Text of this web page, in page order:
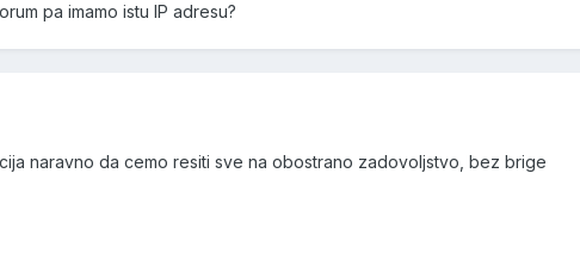
pa imamo istu IP adresu?
naravno da cemo resiti sve na obostrano zadovoljstvo, bez brige